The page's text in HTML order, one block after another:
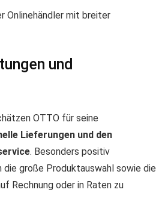
Onlinehändler mit breiter
und
OTTO für seine
Lieferungen und den
. Besonders positiv
die große Produktauswahl sowie die
Rechnung oder in Raten zu